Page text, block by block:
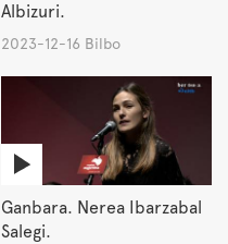
Albizuri.
2023-12-16 Bilbo
Ganbara. Nerea Ibarzabal
Salegi.